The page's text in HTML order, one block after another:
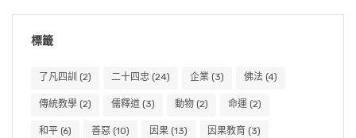
標籤
了凡四訓 (2) 二十四忠 (24) 企業 (3) 佛法 (4)
傳統教學 (2) 儒釋道 (3) 動物 (2) 命運 (2)
和平 (6) 善惡 (10) 因果 (13) 因果教育 (3)